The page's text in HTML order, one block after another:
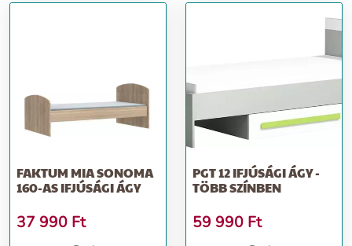
FAKTUM MIA SONOMA
160-AS IFJÚSÁGI ÁGY
37 990 Ft
PGT 12 IFJÚSÁGI ÁGY -
TÖBB SZÍNBEN
59 990 Ft